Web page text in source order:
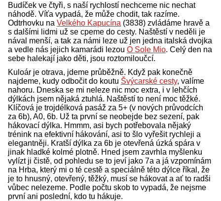
Budíček ve čtyři, s naší rychlostí nechceme nic nechat
náhodě. Víťa vypadá, že může chodit, tak razíme.
Odtrhovku na Velkého Kapucína (3838) zvládáme hravě a
s dalšími lidmi už se cpeme do cesty. Naštěstí v neděli je
nával menší, a tak za námi leze už jen jedna italská dvojka
a vedle nás jejich kamarádi lezou O Sole Mio. Celý den na
sebe halekají jako děti, jsou roztomiloučcí.
Kuloár je otrava, jdeme průběžně. Když pak konečně
najdeme, kudy odbočit do koutu Švýcarské cesty, valíme
nahoru. Dneska se mi neleze nic moc extra, i v lehčích
dýlkách jsem nějaká ztuhlá. Naštěstí to není moc těžké.
Klíčová je trojdélková pasáž za 5+ (v nových průvodcích
za 6b), A0, 6b. Už ta první se neobejde bez sezení, pak
hákovací dýlka. Hmmm, asi bych potřebovala nějaký
trénink na efektivní hákování, asi to šlo vyřešit rychleji a
elegantněji. Kratší dýlka za 6b je otevřená úzká spára v
jinak hladké kolmé plotně. Hned jsem zavrhla myšlenku
vylízt ji čistě, od pohledu se to jeví jako 7a a já vzpomínám
na Hrba, který mi o té cestě a speciálně této dýlce říkal, že
je to hnusný, otevřený, těžký, musí se hákovat a ať to radši
vůbec nelezeme. Podle počtu skob to vypadá, že nejsme
první ani poslední, kdo tu hákuje.